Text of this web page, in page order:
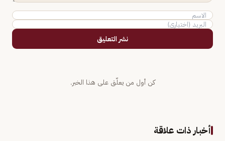
نشر التعليق
كن أول من يعلّق على هذا الخبر.
أخبار ذات علاقة